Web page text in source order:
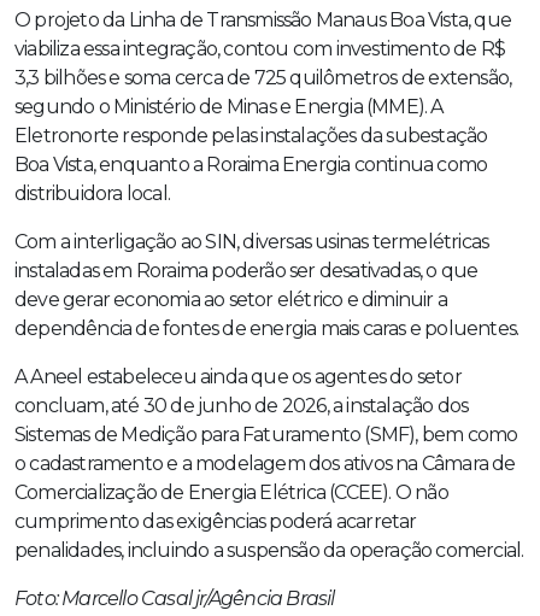
O projeto da Linha de Transmissão Manaus Boa Vista, que
viabiliza essa integração, contou com investimento de R$
3,3 bilhões e soma cerca de 725 quilômetros de extensão,
segundo o Ministério de Minas e Energia (MME). A
Eletronorte responde pelas instalações da subestação
Boa Vista, enquanto a Roraima Energia continua como
distribuidora local.
Com a interligação ao SIN, diversas usinas termelétricas
instaladas em Roraima poderão ser desativadas, o que
deve gerar economia ao setor elétrico e diminuir a
dependência de fontes de energia mais caras e poluentes.
A Aneel estabeleceu ainda que os agentes do setor
concluam, até 30 de junho de 2026, a instalação dos
Sistemas de Medição para Faturamento (SMF), bem como
o cadastramento e a modelagem dos ativos na Câmara de
Comercialização de Energia Elétrica (CCEE). O não
cumprimento das exigências poderá acarretar
penalidades, incluindo a suspensão da operação comercial.
Foto: Marcello Casal jr/Agência Brasil